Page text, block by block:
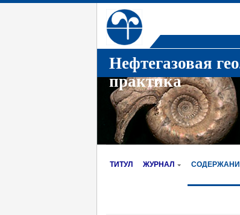
Нефтегазовая
практика
ТИТУЛ ЖУРНАЛ